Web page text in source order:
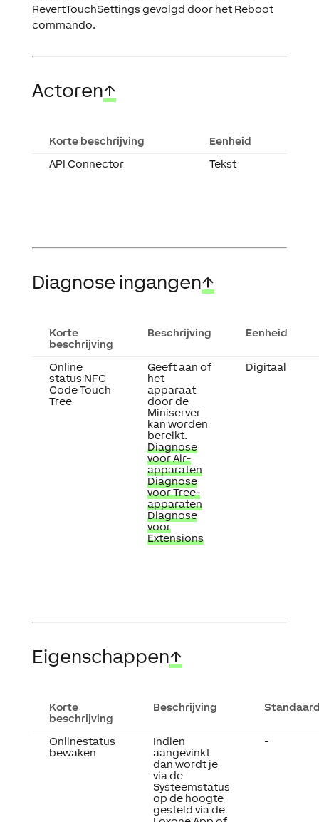
RevertTouchSettings gevolgd door het Reboot
commando.
Actoren↑
Korte beschrijving
Eenheid
API Connector
Tekst
Diagnose ingangen↑
Korte
beschrijving
Beschrijving Eenheid
Online
status NFC
Code Touch
Tree
Geeft aan of
het
apparaat
door de
Miniserver
kan worden
bereikt.
Diagnose
voor Air-
apparaten
Diagnose
voor Tree-
apparaten
Diagnose
voor
Extensions
Digitaal
Eigenschappen↑
Korte
beschrijving
Beschrijving
Onlinestatus
bewaken
Indien
aangevinkt
dan wordt je
via de
Systeemstatus
op de hoogte
gesteld via de
-